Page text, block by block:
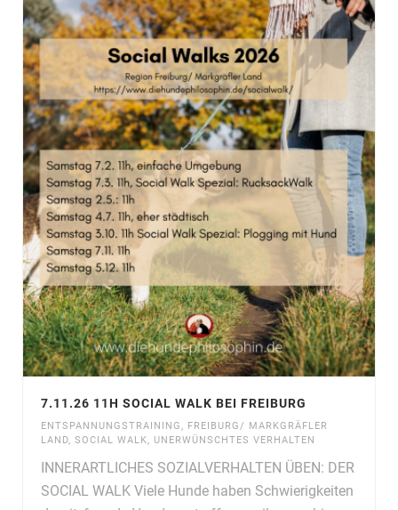
7.11.26 11H SOCIAL WALK BEI FREIBURG
ENTSPANNUNGSTRAINING
FREIBURG/ MARKGRÄFLER
LAND SOCIAL WALK UNERWÜNSCHTES VERHALTEN
INNERARTLICHES SOZIALVERHALTEN ÜBEN: DER
SOCIAL WALK Viele Hunde haben Schwierigkeiten